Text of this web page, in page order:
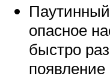
опасное
быстро